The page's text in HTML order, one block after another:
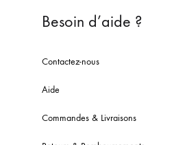
Besoin d’aide ?
Contactez-nous
Aide
Commandes & Livraisons